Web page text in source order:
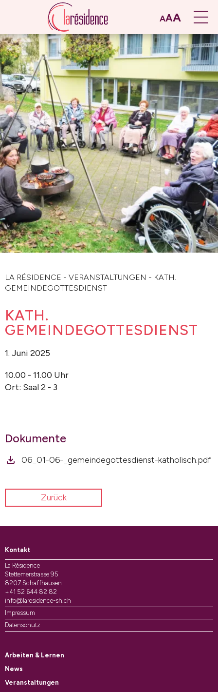
AAA
LA RÉSIDENCE - VERANSTALTUNGEN - KATH.
GEMEINDEGOTTESDIENST
KATH.
GEMEINDEGOTTESDIENST
1. Juni 2025
10.00 - 11.00 Uhr
Ort: Saal 2 - 3
Dokumente
06_01-06-_gemeindegottesdienst-katholisch.pdf
Zurück
Kontakt
La Résidence
Stettemerstrasse 95
8207 Schaffhausen
+41 52 644 82 82
info@laresidence-sh.ch
Impressum
Datenschutz
Arbeiten & Lernen
News
Veranstaltungen